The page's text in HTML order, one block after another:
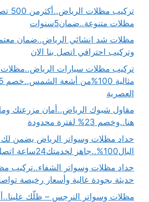
تركيب
مظلات متنوعة..ضمان5سنوات
وتركيب احترافي اتصل بنا الان
تركيب مظلات سيارات الرياض..مظلات
العصرية
مقاول شبوك الرياض..أمان مزرعتك
هنا..وخصم 23% لفترة محدودة
حداد مظلات وسواتر الرياض يضمن لك
البال100%..جاهز لخدمتك24ساعة اتصل الان
حداد مظلات وسواتر الشفاء..تركيب
حديثة بجودة عالية وأسعار رخيصة
مظلات وسواتر النرجس – ظلّك